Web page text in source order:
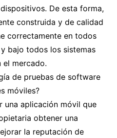
De esta forma,
construida y de calidad
correctamente en todos
bajo todos los sistemas
el mercado.
de pruebas de software
móviles?
una aplicación móvil que
obtener una
la reputación de